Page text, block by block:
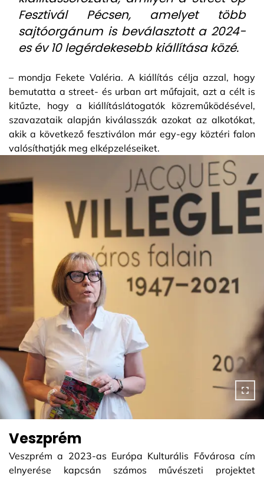
Fesztivál Pécsen, amelyet több
sajtóorgánum is beválasztott a 2024-
es év 10 legérdekesebb kiállítása közé.
– mondja Fekete Valéria. A kiállítás célja azzal, hogy
bemutatta a street- és urban art műfajait, azt a célt is
kitűzte, hogy a kiállításlátogatók közreműködésével,
szavazataik alapján kiválasszák azokat az alkotókat,
akik a következő fesztiválon már egy-egy köztéri falon
valósíthatják meg elképzeléseiket.
Veszprém
Veszprém a 2023-as Európa Kulturális Fővárosa cím
elnyerése kapcsán számos művészeti projektet